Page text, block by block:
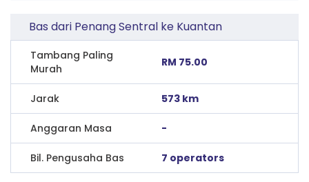
Bas dari Penang Sentral ke Kuantan
Tambang Paling
Murah
RM 75.00
Jarak 573 km
Anggaran Masa -
Bil. Pengusaha Bas 7 operators